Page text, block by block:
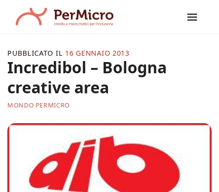
contenuti
MONDO PERMICRO
Incredibol – Bologna
creative area
PUBBLICATO IL 16 GENNAIO 2013